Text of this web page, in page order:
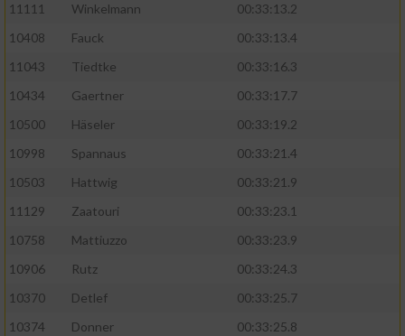
11111
Winkelmann
00:33:13.2
10408
Fauck
00:33:13.4
11043
Tiedtke
00:33:16.3
10434
Gaertner
00:33:17.7
10500
Häseler
00:33:19.2
10998
Spannaus
00:33:21.4
10503
Hattwig
00:33:21.9
11129
Zaatouri
00:33:23.1
10758
Mattiuzzo
00:33:23.9
10906
Rutz
00:33:24.3
10370
Detlef
00:33:25.7
10374
Donner
00:33:25.8